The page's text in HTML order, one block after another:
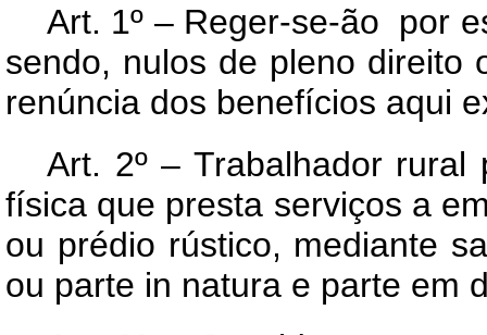
Art. 1º – Reger-se-ão por
sendo, nulos de pleno direito
renúncia dos benefícios aqui
Art. 2º – Trabalhador
física que presta serviços a
ou prédio rústico, mediante
ou parte in natura e parte em